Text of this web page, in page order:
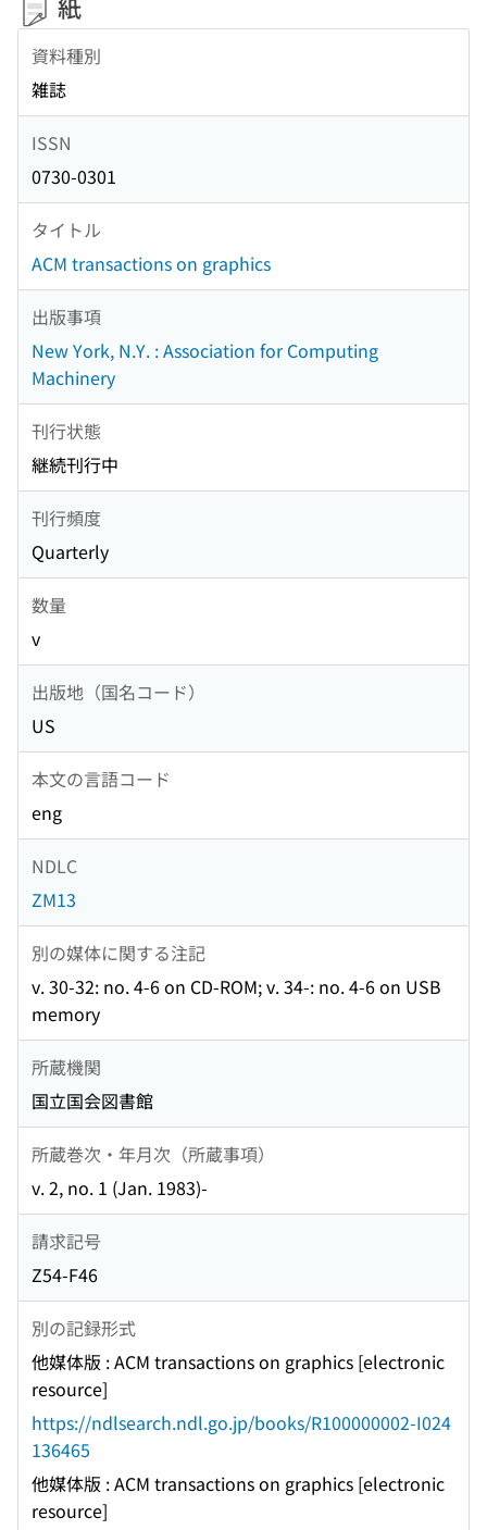
資料種別
雑誌
ISSN
0730-0301
タイトル
ACM transactions on graphics
出版事項
New York, N.Y. : Association for Computing
Machinery
刊行状態
継続刊行中
刊行頻度
Quarterly
数量
v
出版地（国名コード）
US
本文の言語コード
eng
NDLC
ZM13
別の媒体に関する注記
v. 30-32: no. 4-6 on CD-ROM; v. 34-: no. 4-6 on USB
memory
所蔵機関
国立国会図書館
所蔵巻次・年月次（所蔵事項）
v. 2, no. 1 (Jan. 1983)-
請求記号
Z54-F46
別の記録形式
他媒体版 : ACM transactions on graphics [electronic
resource]
https://ndlsearch.ndl.go.jp/books/R100000002-I024
136465
他媒体版 : ACM transactions on graphics [electronic
resource]